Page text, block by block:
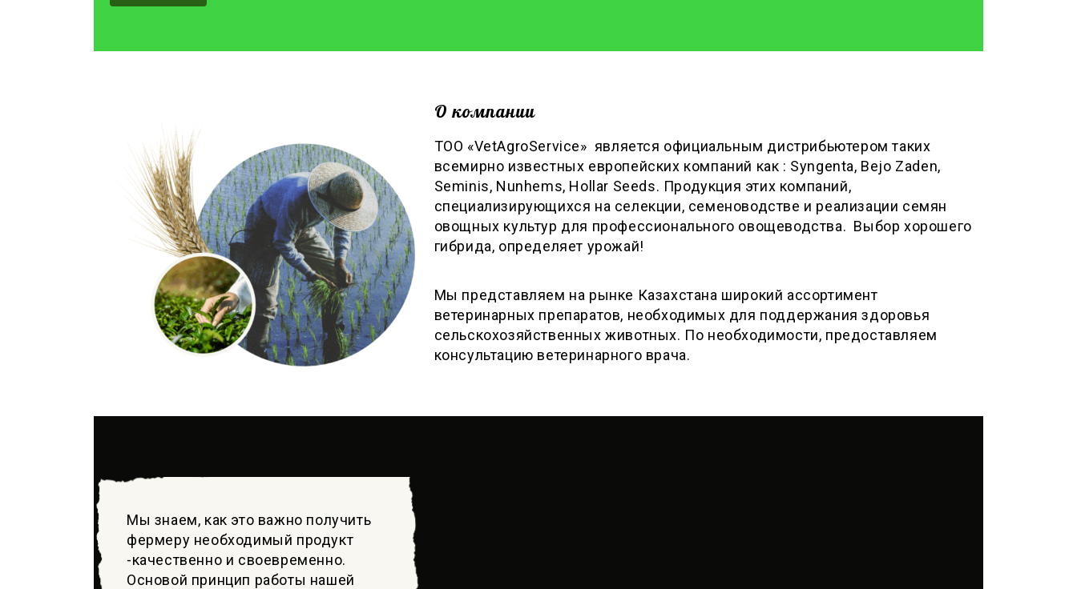
О компании
ТОО «VetAgroService» является официальным дистрибьютером таких
всемирно известных европейских компаний как : Syngenta, Bejo Zaden,
Seminis, Nunhems, Hollar Seeds. Продукция этих компаний,
специализирующихся на селекции, семеноводстве и реализации семян
овощных культур для профессионального овощеводства. Выбор хорошего
гибрида, определяет урожай!
Мы представляем на рынке Казахстана широкий ассортимент
ветеринарных препаратов, необходимых для поддержания здоровья
сельскохозяйственных животных. По необходимости, предоставляем
консультацию ветеринарного врача.
Мы знаем, как это важно получить
фермеру необходимый продукт
-качественно и своевременно.
Основой принцип работы нашей